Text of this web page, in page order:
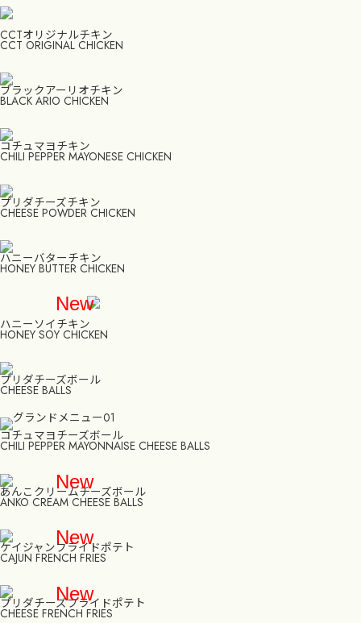
CCTオリジナルチキン
CCT ORIGINAL CHICKEN
ブラックアーリオチキン
BLACK ARIO CHICKEN
コチュマヨチキン
CHILI PEPPER MAYONESE CHICKEN
プリダチーズチキン
CHEESE POWDER CHICKEN
ハニーバターチキン
HONEY BUTTER CHICKEN
New
ハニーソイチキン
HONEY SOY CHICKEN
プリダチーズボール
CHEESE BALLS
コチュマヨチーズボール
CHILI PEPPER MAYONNAISE CHEESE BALLS
New
あんこクリームチーズボール
ANKO CREAM CHEESE BALLS
New
ケイジャンフライドポテト
CAJUN FRENCH FRIES
New
プリダチーズフライドポテト
CHEESE FRENCH FRIES